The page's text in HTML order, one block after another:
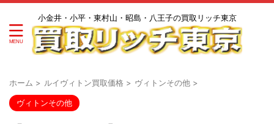
小金井・小平・東村山・昭島・八王子の買取リッチ東京
ホーム > ルイヴィトン買取価格 > ヴィトンその他 >
ヴィトンその他